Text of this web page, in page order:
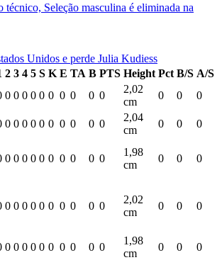
Seleção masculina é eliminada na
Unidos e perde Julia Kudiess
2 3 4 5 S K E TA B PTS Height Pct B/S A/S
0 0 0 0 0 0 0 0 0 0
2,02
cm
0 0 0
0 0 0 0 0 0 0 0 0 0
2,04
cm
0 0 0
0 0 0 0 0 0 0 0 0 0
1,98
cm
0 0 0
0 0 0 0 0 0 0 0 0 0
2,02
cm
0 0 0
0 0 0 0 0 0 0 0 0 0
1,98
cm
0 0 0